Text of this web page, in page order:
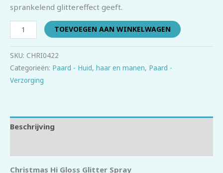
sprankelend glittereffect geeft.
TOEVOEGEN AAN WINKELWAGEN
SKU: CHRI0422
Categorieën: Paard - Huid, haar en manen, Paard -
Verzorging
Beschrijving
Christmas Hi Gloss Glitter Spray